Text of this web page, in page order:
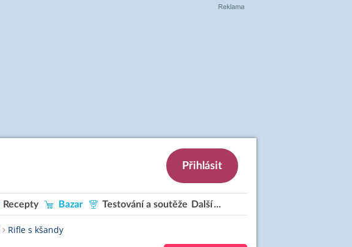
Přihlásit
Recepty Bazar Testování a soutěže Další
Rifle s kšandy